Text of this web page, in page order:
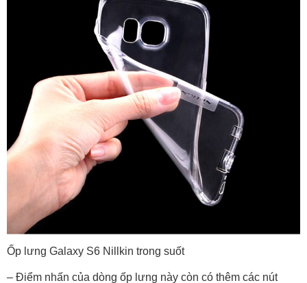
Ốp lưng Galaxy S6 Nillkin trong suốt
– Điểm nhấn của dòng ốp lưng này còn có thêm các nút